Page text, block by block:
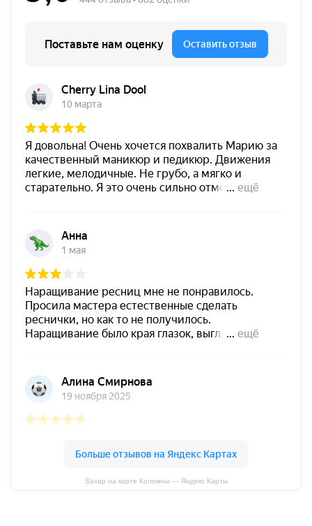
Sахар на карте Коломны — Яндекс Карты